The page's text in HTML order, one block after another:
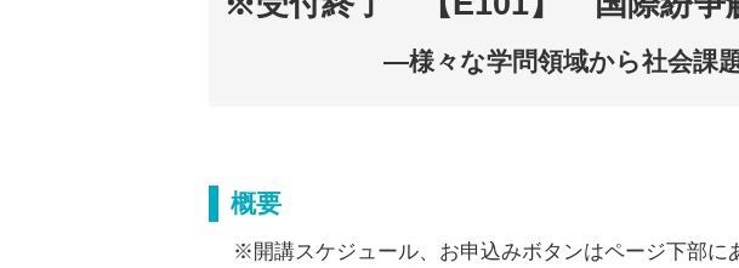
―様々な学問領域から社会課題
概要
※開講スケジュール、お申込みボタンはページ下部に